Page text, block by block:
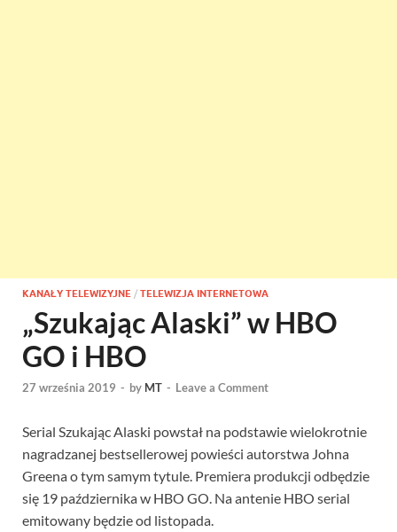
KANAŁY TELEWIZYJNE / TELEWIZJA INTERNETOWA
„Szukając Alaski” w HBO
GO i HBO
27 września 2019 - by MT - Leave a Comment
Serial Szukając Alaski powstał na podstawie wielokrotnie
nagradzanej bestsellerowej powieści autorstwa Johna
Greena o tym samym tytule. Premiera produkcji odbędzie
się 19 października w HBO GO. Na antenie HBO serial
emitowany będzie od listopada.